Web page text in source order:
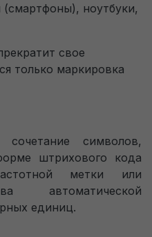
ноутбуки,
свое
только маркировка
символов,
штрихового кода
метки или
автоматической
единиц.
на обработку
Всегда активно
файлы cookie
не подлежат
аналитические
рекламные)